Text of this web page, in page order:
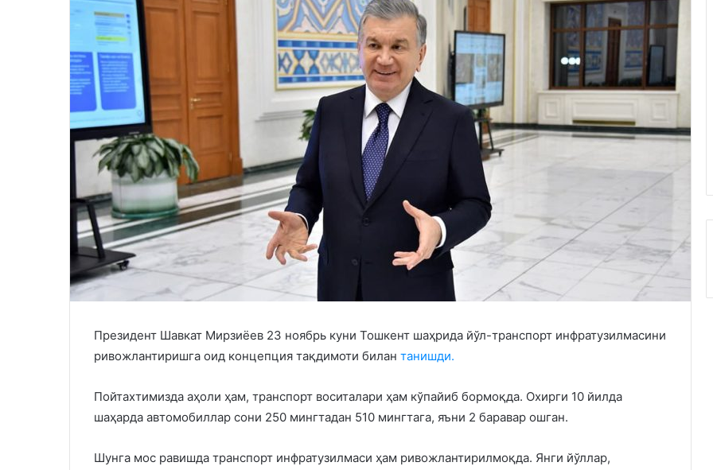
Президент Шавкат Мирзиёев 23 ноябрь куни Тошкент шаҳрида йўл-транспорт инфратузилмасини
ривожлантиришга оид концепция тақдимоти билан танишди.
Пойтахтимизда аҳоли ҳам, транспорт воситалари ҳам кўпайиб бормоқда. Охирги 10 йилда
шаҳарда автомобиллар сони 250 мингтадан 510 мингтага, яъни 2 баравар ошган.
Шунга мос равишда транспорт инфратузилмаси ҳам ривожлантирилмоқда. Янги йўллар,